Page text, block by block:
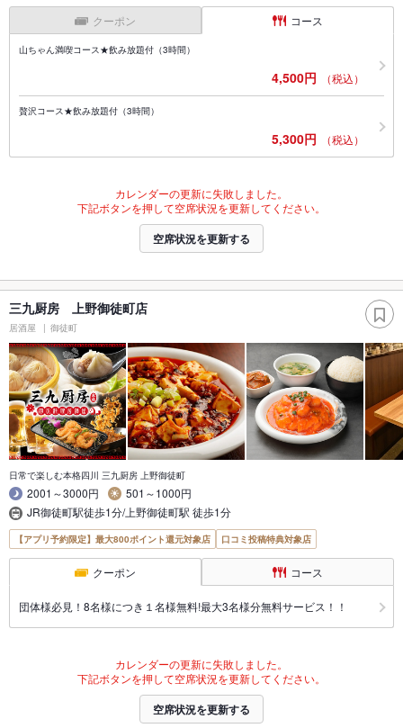
クーポン コース
山ちゃん満喫コース★飲み放題付（3時間）
4,500円 （税込）
贅沢コース★飲み放題付（3時間）
5,300円 （税込）
カレンダーの更新に失敗しました。
下記ボタンを押して空席状況を更新してください。
空席状況を更新する
三九厨房 上野御徒町店
居酒屋 御徒町
日常で楽しむ本格四川 三九厨房 上野御徒町
2001～3000円
501～1000円
JR御徒町駅徒歩1分/上野御徒町駅 徒歩1分
【アプリ予約限定】最大800ポイント還元対象店 口コミ投稿特典対象店
クーポン コース
団体様必見！8名様につき１名様無料!最大3名様分無料サービス！！
カレンダーの更新に失敗しました。
下記ボタンを押して空席状況を更新してください。
空席状況を更新する